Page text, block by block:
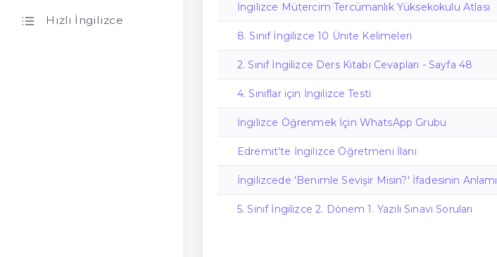
Hızlı İngilizce
İngilizce Mütercim Tercümanlık Yüksekokulu Atlası
8. Sınıf İngilizce 10 Ünite Kelimeleri
2. Sınıf İngilizce Ders Kitabı Cevapları - Sayfa 48
4. Sınıflar için İngilizce Testi
İngilizce Öğrenmek İçin WhatsApp Grubu
Edremit'te İngilizce Öğretmeni İlanı
İngilizcede 'Benimle Sevişir Misin?' İfadesinin Anlamı
5. Sınıf İngilizce 2. Dönem 1. Yazılı Sınavı Soruları